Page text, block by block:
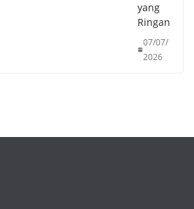
yang
Ringan
07/07/
2026